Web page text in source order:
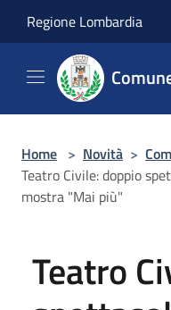
Regione Lombardia
Home > Novità >
Teatro Civile: doppio
mostra "Mai più"
Teatro